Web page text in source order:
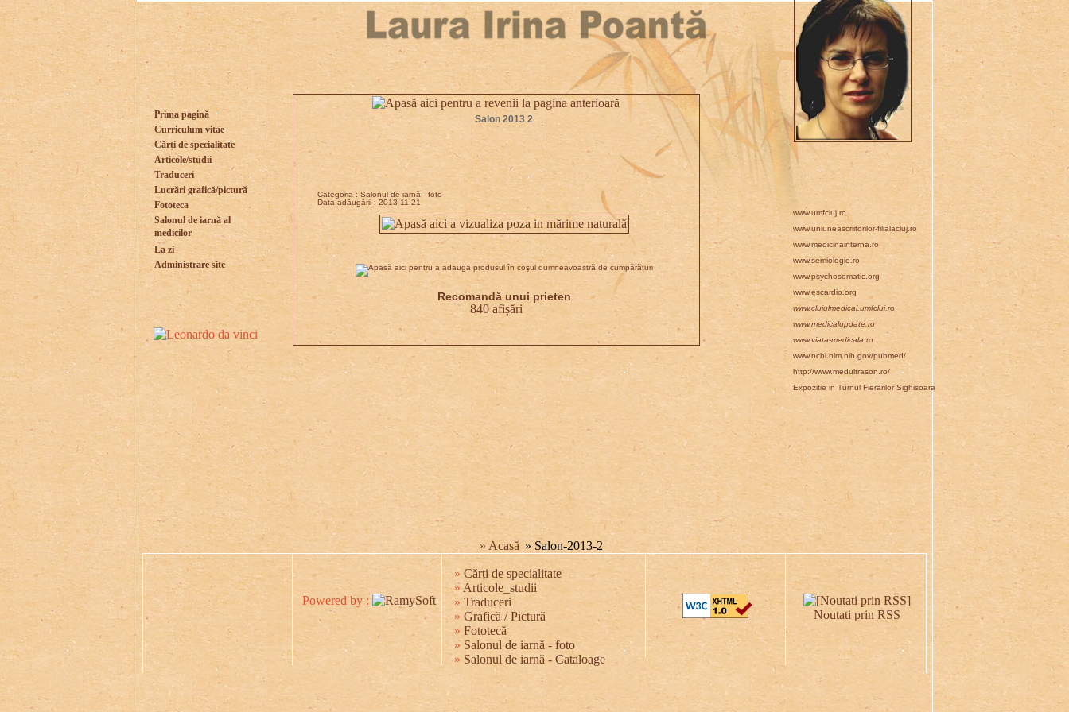
Prima pagină
Curriculum vitae
Cărți de specialitate
Articole/studii
Traduceri
Lucrări grafică/pictură
Fototeca
Salonul de iarnă al
medicilor
La zi
Administrare site
www.umfcluj.ro
www.uniuneascriitorilor-filialacluj.ro
www.medicinainterna.ro
www.semiologie.ro
www.psychosomatic.org
www.escardio.org
www.clujulmedical.umfcluj.ro
www.medicalupdate.ro
www.viata-medicala.ro
www.ncbi.nlm.nih.gov/pubmed/
http://www.medultrason.ro/
Expozitie in Turnul Fierarilor Sighisoara
Salon 2013 2
Categoria : Salonul de iarnă - foto
Data adăugării : 2013-11-21
Recomandă unui prieten
840 afișări
» Acasă » Salon-2013-2
Powered by :
» Cărți de specialitate
» Articole_studii
» Traduceri
» Grafică / Pictură
» Fototecă
» Salonul de iarnă - foto
» Salonul de iarnă - Cataloage
Noutati prin RSS